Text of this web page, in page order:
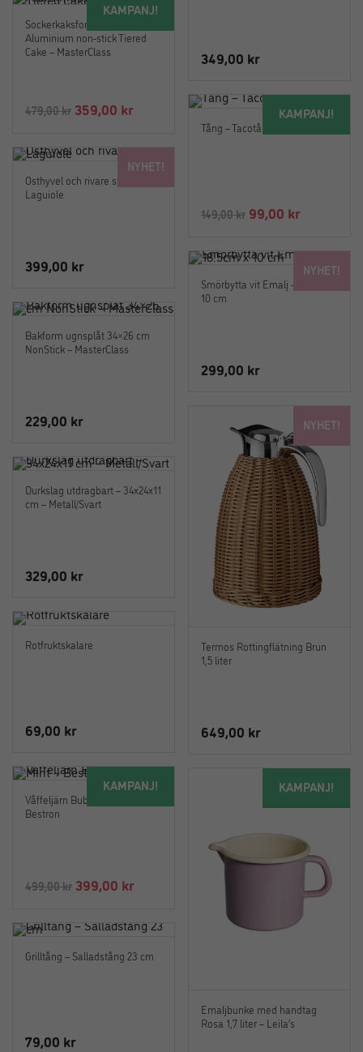
349,00 kr
KAMPANJ!
Sockerkaksform Gjuten
Aluminium non-stick Tiered
Cake – MasterClass
479,00kr Det
priset
479,00 kr.
359,00 krDet
priset
är:
359,00 kr.
KAMPANJ!
Tång – Tacotång
149,00kr Det
priset
149,00 kr.
99,00 krDet
priset
är:
99,00 kr.
NYHET!
Osthyvel och rivare svart –
Laguiole
399,00 kr NYHET!
Smörbytta vit Emalj – 18.5cm x
10 cm
299,00 kr
Bakform ugnsplåt 34×26 cm
NonStick – MasterClass
229,00 kr NYHET!
Termos Rottingflätning Brun
1,5 liter
649,00 kr
Durkslag utdragbart – 34x24x11
cm – Metall/Svart
329,00 kr
Rotfruktskalare
69,00 kr
KAMPANJ!
Våffeljärn Bubbel Våfflor Mint –
Bestron
499,00kr Det
priset
499,00 kr.
399,00 krDet
priset
KAMPANJ!
Emaljbunke med handtag
Rosa 1,7 liter – Leila’s
Grilltång – Salladstång 23 cm
79,00 kr